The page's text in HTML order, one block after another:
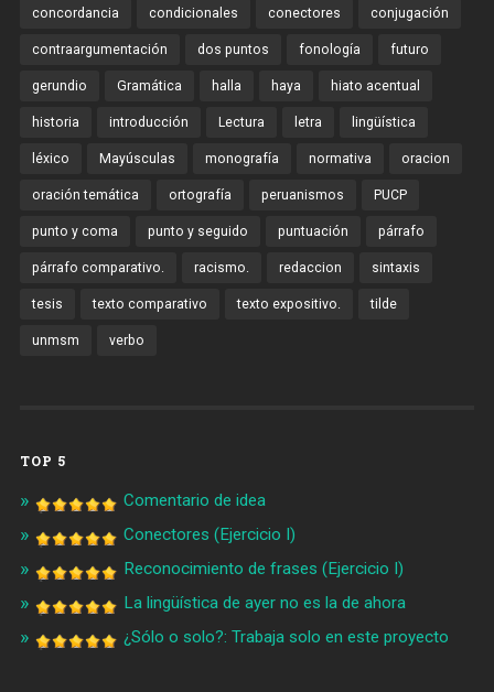
concordancia condicionales conectores conjugación
contraargumentación dos puntos fonología futuro
gerundio Gramática halla haya hiato acentual
historia introducción Lectura letra lingüística
léxico Mayúsculas monografía normativa oracion
oración temática ortografía peruanismos PUCP
punto y coma punto y seguido puntuación párrafo
párrafo comparativo. racismo. redaccion sintaxis
tesis texto comparativo texto expositivo. tilde
unmsm verbo
TOP 5
Comentario de idea
Conectores (Ejercicio I)
Reconocimiento de frases (Ejercicio I)
La lingüística de ayer no es la de ahora
¿Sólo o solo?: Trabaja solo en este proyecto